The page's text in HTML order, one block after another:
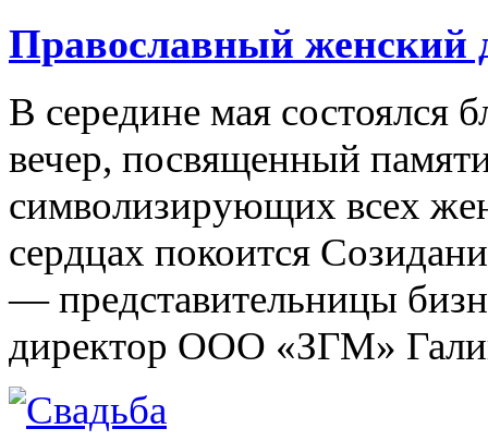
Православный
В середине мая состоялся
вечер, посвященный
символизирующих всех
сердцах покоится
— представительницы
директор ООО «ЗГМ»